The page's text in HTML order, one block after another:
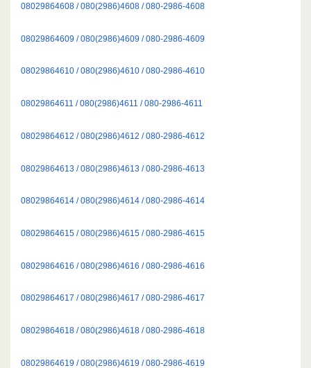
08029864608 / 080(2986)4608 / 080-2986-4608
08029864609 / 080(2986)4609 / 080-2986-4609
08029864610 / 080(2986)4610 / 080-2986-4610
08029864611 / 080(2986)4611 / 080-2986-4611
08029864612 / 080(2986)4612 / 080-2986-4612
08029864613 / 080(2986)4613 / 080-2986-4613
08029864614 / 080(2986)4614 / 080-2986-4614
08029864615 / 080(2986)4615 / 080-2986-4615
08029864616 / 080(2986)4616 / 080-2986-4616
08029864617 / 080(2986)4617 / 080-2986-4617
08029864618 / 080(2986)4618 / 080-2986-4618
08029864619 / 080(2986)4619 / 080-2986-4619